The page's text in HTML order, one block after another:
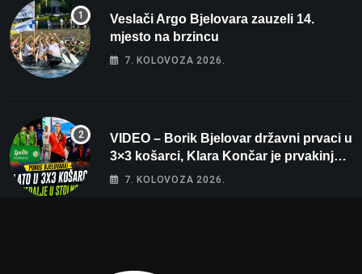
Veslači Argo Bjelovara zauzeli 14.
mjesto na brzincu
7. KOLOVOZA 2026.
VIDEO – Borik Bjelovar državni prvaci u
3×3 košarci, Klara Končar je prvakinja
Hrvatske u stolnom tenisu!
7. KOLOVOZA 2026.